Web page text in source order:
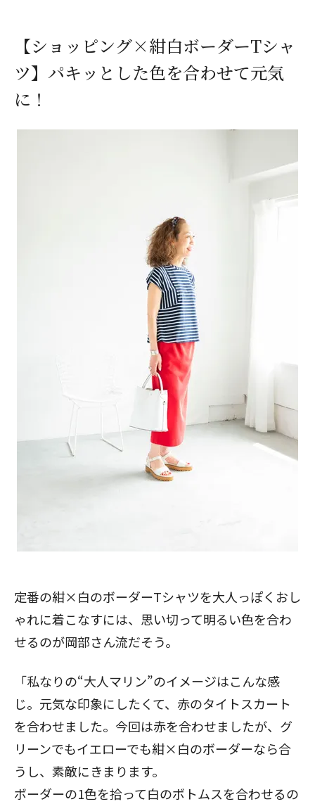
【ショッピング×紺白ボーダーTシャ
ツ】パキッとした色を合わせて元気
に！
定番の紺×白のボーダーTシャツを大人っぽくおし
ゃれに着こなすには、思い切って明るい色を合わ
せるのが岡部さん流だそう。
「私なりの“大人マリン”のイメージはこんな感
じ。元気な印象にしたくて、赤のタイトスカート
を合わせました。今回は赤を合わせましたが、グ
リーンでもイエローでも紺×白のボーダーなら合
うし、素敵にきまります。
ボーダーの1色を拾って白のボトムスを合わせるの